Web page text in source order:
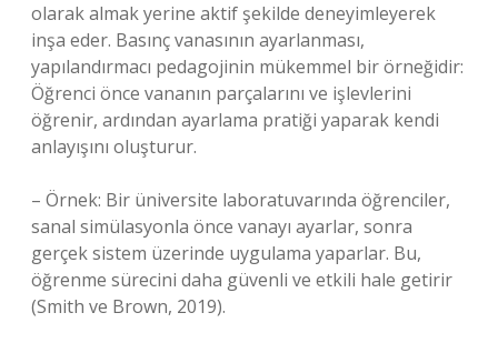
olarak almak yerine aktif şekilde deneyimleyerek
inşa eder. Basınç vanasının ayarlanması,
yapılandırmacı pedagojinin mükemmel bir örneğidir:
Öğrenci önce vananın parçalarını ve işlevlerini
öğrenir, ardından ayarlama pratiği yaparak kendi
anlayışını oluşturur.
– Örnek: Bir üniversite laboratuvarında öğrenciler,
sanal simülasyonla önce vanayı ayarlar, sonra
gerçek sistem üzerinde uygulama yaparlar. Bu,
öğrenme sürecini daha güvenli ve etkili hale getirir
(Smith ve Brown, 2019).